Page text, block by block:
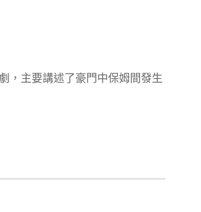
，主要講述了豪門中保姆間發生